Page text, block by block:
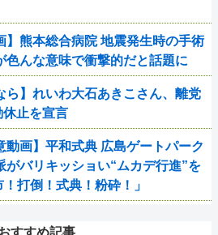
】熊本総合病院 地震発生時の手術
色んな意味で衝撃的だと話題に
ら】れいわ大石あきこさん、離党
止を宣言
動画】平和式典 広島ゲートパーク
がバリキッショい“ムカデ行進”を
打倒！式典！粉砕！」
すすめ記事